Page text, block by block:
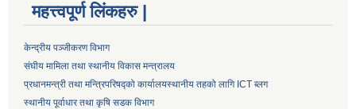
महत्त्वपूर्ण लिंकहरु |
केन्द्रीय पञ्जीकरण विभाग
संघीय मामिला तथा स्थानीय विकास मन्त्रालय
प्रधानमन्त्री तथा मन्त्रिपरिषद्को कार्यालयस्थानीय तहको लागि ICT ब्लग
स्थानीय पूर्वाधार तथा कृषि सडक विभाग